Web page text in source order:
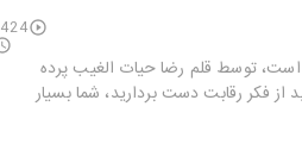
424
به نگارش درآمده است، توسط قلم رضا حیات الغیب پرده
از فکر رقابت دست بردارید، شما بسیار